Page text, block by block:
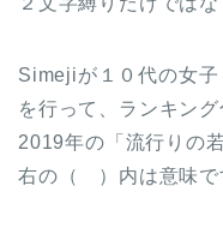
Simejiが１０代の女
を行って、ランキング
2019年の「流行りの
右の（ ）内は意味で